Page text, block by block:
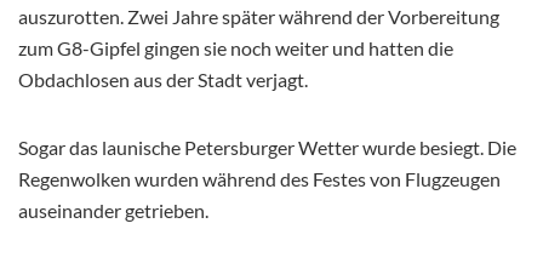
auszurotten. Zwei Jahre später während der Vorbereitung
zum G8-Gipfel gingen sie noch weiter und hatten die
Obdachlosen aus der Stadt verjagt.
Sogar das launische Petersburger Wetter wurde besiegt. Die
Regenwolken wurden während des Festes von Flugzeugen
auseinander getrieben.